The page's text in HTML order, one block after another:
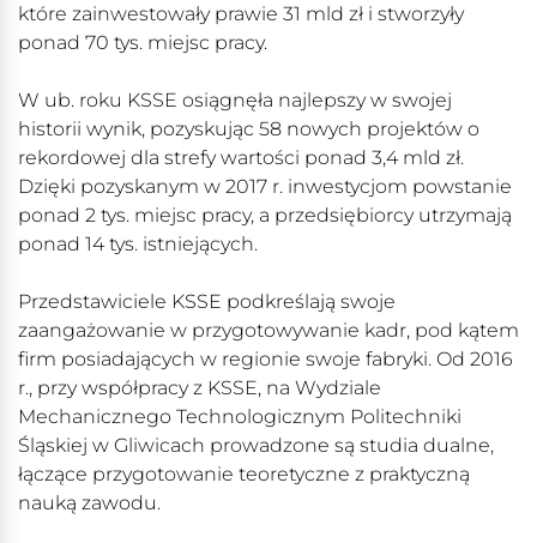
które zainwestowały prawie 31 mld zł i stworzyły
ponad 70 tys. miejsc pracy.
W ub. roku KSSE osiągnęła najlepszy w swojej
historii wynik, pozyskując 58 nowych projektów o
rekordowej dla strefy wartości ponad 3,4 mld zł.
Dzięki pozyskanym w 2017 r. inwestycjom powstanie
ponad 2 tys. miejsc pracy, a przedsiębiorcy utrzymają
ponad 14 tys. istniejących.
Przedstawiciele KSSE podkreślają swoje
zaangażowanie w przygotowywanie kadr, pod kątem
firm posiadających w regionie swoje fabryki. Od 2016
r., przy współpracy z KSSE, na Wydziale
Mechanicznego Technologicznym Politechniki
Śląskiej w Gliwicach prowadzone są studia dualne,
łączące przygotowanie teoretyczne z praktyczną
nauką zawodu.